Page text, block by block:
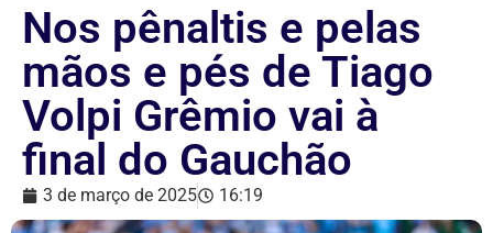
Nos pênaltis e pelas
mãos e pés de Tiago
Volpi Grêmio vai à
final do Gauchão
3 de março de 2025 16:19